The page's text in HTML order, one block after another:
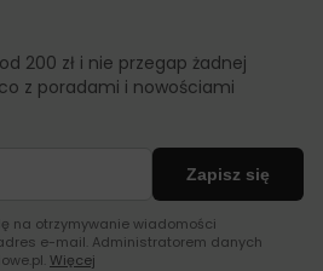
200 zł i nie przegap żadnej
z poradami i nowościami
Zapisz się
na otrzymywanie wiadomości
e-mail. Administratorem danych
Więcej